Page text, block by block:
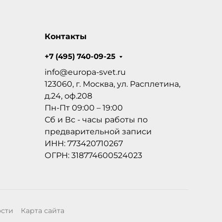
Контакты
+7 (495) 740-09-25
info@europa-svet.ru
123060, г. Москва, ул. Расплетина,
д.24, оф.208
Пн-Пт 09:00 – 19:00
Сб и Вс - часы работы по
предварительной записи
ИНН: 773420710267
ОГРН: 318774600524023
Карта сайта